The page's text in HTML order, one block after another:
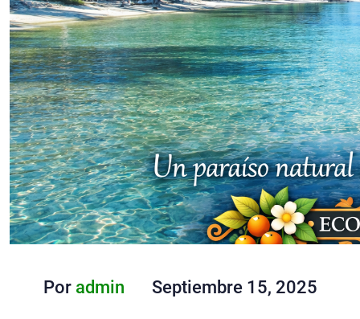
Por admin Septiembre 15, 2025